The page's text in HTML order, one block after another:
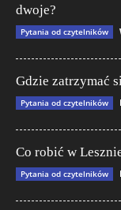
dwoje?
Pytania od czytelników
Gdzie zatrzymać
Pytania od czytelników
Co robić w
Pytania od czytelników